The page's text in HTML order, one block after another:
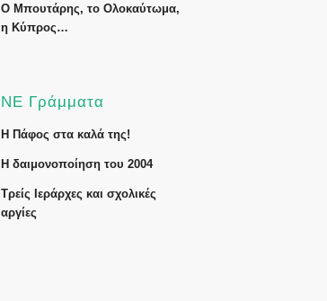
Ο Μπουτάρης, το Ολοκαύτωμα,
η Κύπρος…
ΝΕ Γράμματα
Η Πάφος στα καλά της!
Η δαιμονοποίηση του 2004
Τρείς Ιεράρχες και σχολικές
αργίες